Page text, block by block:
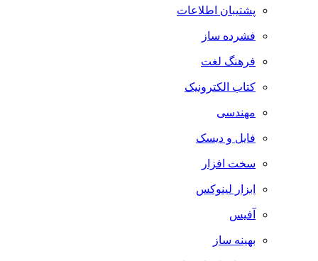
پشتیبان اطلاعات
فشرده ساز
فرهنگ لغت
کتاب الکترونیک
مهندسی
فایل و دیسک
سخت افزار
ابزار لینوکس
آفیس
بهینه ساز